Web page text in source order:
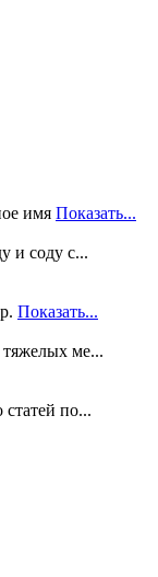
имя Показать...
и соду с...
Показать...
ме...
статей по...